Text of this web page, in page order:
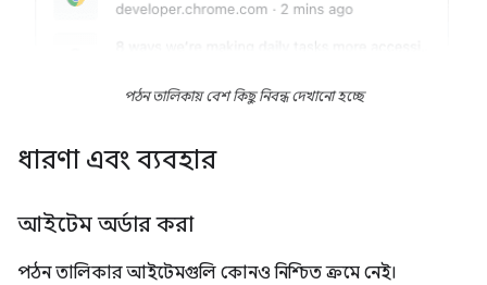
পঠন তালিকায় বেশ কিছু নিবন্ধ দেখানো হচ্ছে
ধারণা এবং ব্যবহার
আইটেম অর্ডার করা
পঠন তালিকার আইটেমগুলি কোনও নিশ্চিত ক্রমে নেই।